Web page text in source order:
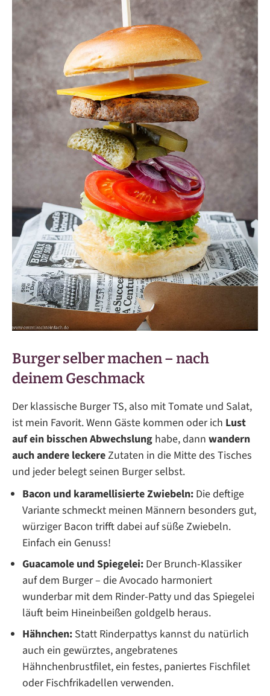
Burger selber machen – nach
deinem Geschmack
Der klassische Burger TS, also mit Tomate und Salat,
ist mein Favorit. Wenn Gäste kommen oder ich Lust
auf ein bisschen Abwechslung habe, dann wandern
auch andere leckereZutaten in die Mitte des Tisches
und jeder belegt seinen Burger selbst.
Bacon und karamellisierte Zwiebeln: Die deftige
Variante schmeckt meinen Männern besonders gut,
würziger Bacon trifft dabei auf süße Zwiebeln.
Einfach ein Genuss!
Guacamole und Spiegelei: Der Brunch-Klassiker
auf dem Burger – die Avocado harmoniert
wunderbar mit dem Rinder-Patty und das Spiegelei
läuft beim Hineinbeißen goldgelb heraus.
Hähnchen: Statt Rinderpattys kannst du natürlich
auch ein gewürztes, angebratenes
Hähnchenbrustfilet, ein festes, paniertes Fischfilet
oder Fischfrikadellen verwenden.